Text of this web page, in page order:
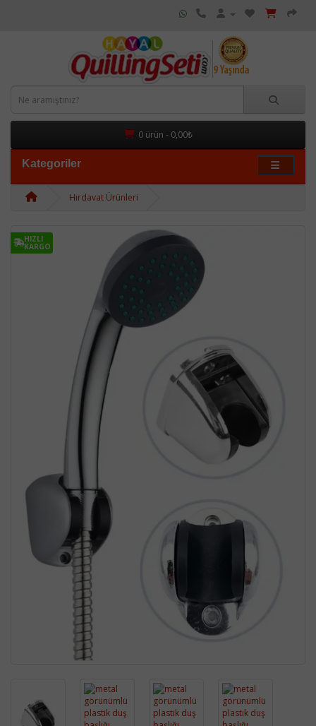
0 ürün - 0,00₺
Kategoriler
Hırdavat Ürünleri
HIZLI
KARGO